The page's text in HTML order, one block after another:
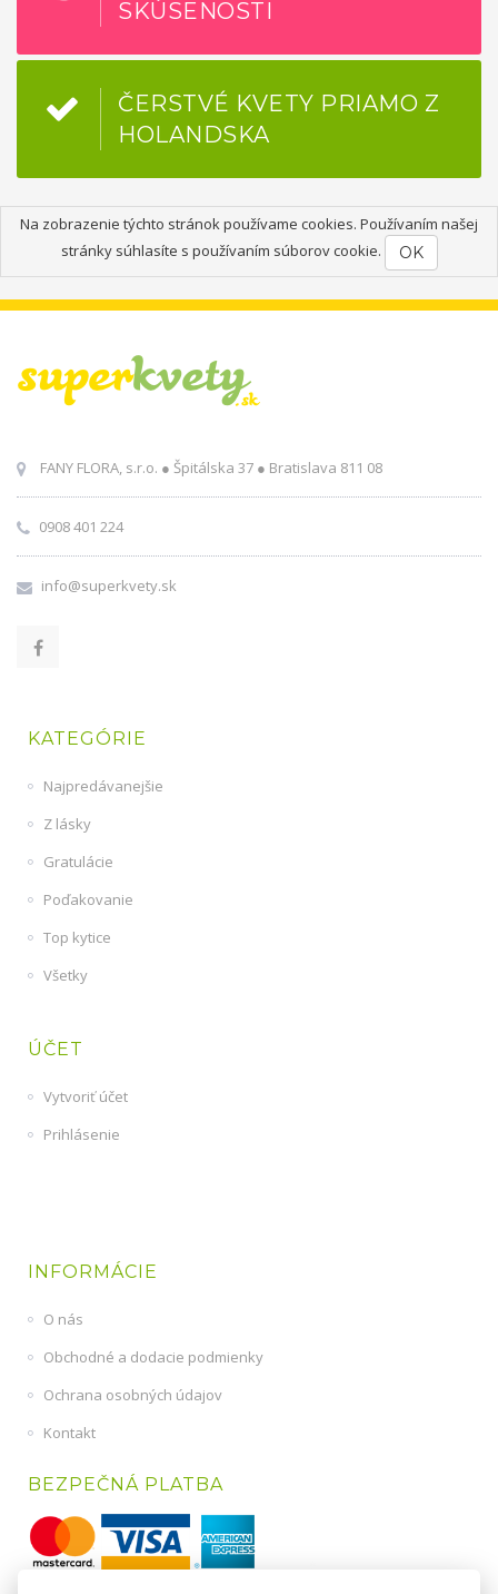
SKÚSENOSTI
ČERSTVÉ KVETY PRIAMO Z
HOLANDSKA
Na zobrazenie týchto stránok používame cookies. Používaním našej
stránky súhlasíte s používaním súborov cookie.
OK
FANY FLORA, s.r.o. ● Špitálska 37 ● Bratislava 811 08
0908 401 224
info@superkvety.sk
KATEGÓRIE
Najpredávanejšie
Z lásky
Gratulácie
Poďakovanie
Top kytice
Všetky
ÚČET
Vytvoriť účet
Prihlásenie
INFORMÁCIE
O nás
Obchodné a dodacie podmienky
Ochrana osobných údajov
Kontakt
BEZPEČNÁ PLATBA